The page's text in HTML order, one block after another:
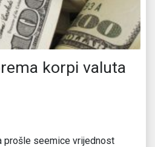
korpi valuta
prošle seemice vrijednost